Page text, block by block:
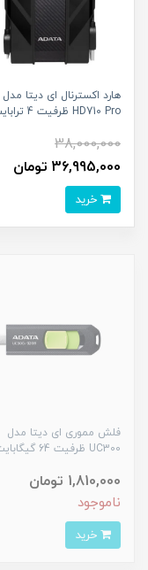
هارد اکسترنال ای دیتا مدل
HD710 Pro ظرفیت 4 ترابایت
38,000,000
36,995,000 تومان
فلش مموری ای دیتا مدل
UC300 ظرفیت 64 گیگابایت
1,810,000 تومان
ناموجود